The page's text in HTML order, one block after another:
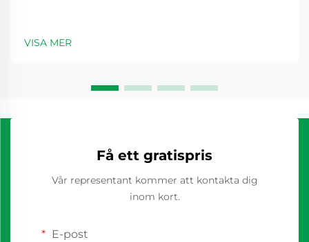
VISA MER
Få ett gratispris
Vår representant kommer att kontakta dig
inom kort.
E-post